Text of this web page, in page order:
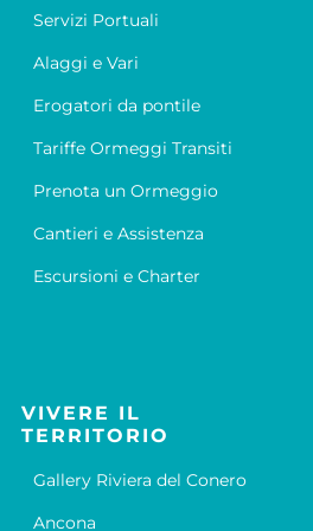
Servizi Portuali
Alaggi e Vari
Erogatori da pontile
Tariffe Ormeggi Transiti
Prenota un Ormeggio
Cantieri e Assistenza
Escursioni e Charter
VIVERE IL
TERRITORIO
Gallery Riviera del Conero
Ancona